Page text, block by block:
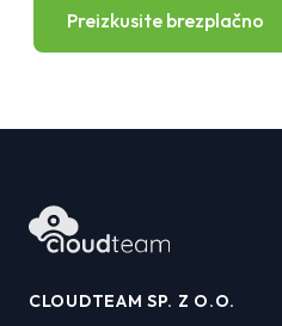
Preizkusite brezplačno
CLOUDTEAM SP. Z O.O.